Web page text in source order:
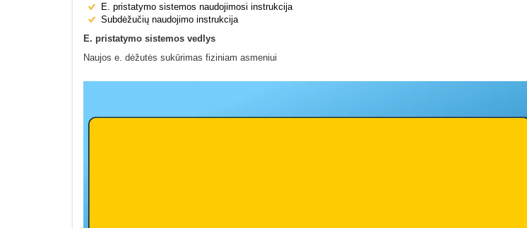
E. pristatymo sistemos naudojimosi instrukcija
Subdėžučių naudojimo instrukcija
E. pristatymo sistemos vedlys
Naujos e. dėžutės sukūrimas fiziniam asmeniui